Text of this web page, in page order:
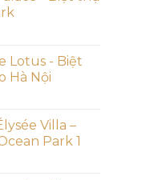
Lotus - Biệt
Hà Nội
Villa –
Park 1